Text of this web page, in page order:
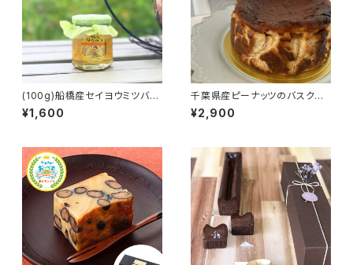
(100g)船橋産セイヨウミツバチ
の百花蜜【オフィス蜂八】
¥1,600
千葉県産ピーナッツのバスクチ
ーズケーキ【菓子屋mofu】
¥2,900